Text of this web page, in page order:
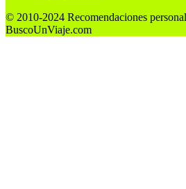
© 2010-2024 Recomendaciones
BuscoUnViaje.com